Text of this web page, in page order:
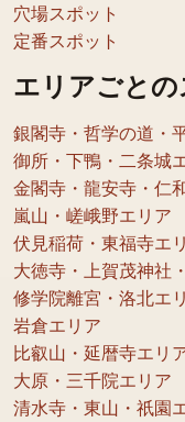
穴場スポット
定番スポット
エリアごとの
銀閣寺・哲学の道・
御所・下鴨・二条城
金閣寺・龍安寺・仁
嵐山・嵯峨野エリア
伏見稲荷・東福寺エ
大徳寺・上賀茂神社
修学院離宮・洛北エ
岩倉エリア
比叡山・延暦寺エリ
大原・三千院エリア
清水寺・東山・祇園